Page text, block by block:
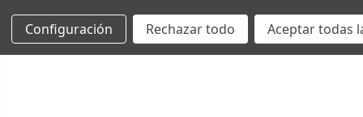
Configuración Rechazar todo Aceptar todas